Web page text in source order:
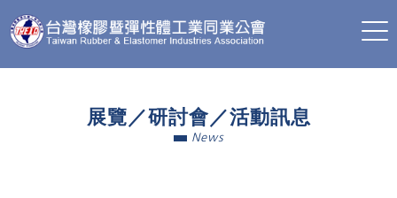
展覽／研討會／活動訊息
News